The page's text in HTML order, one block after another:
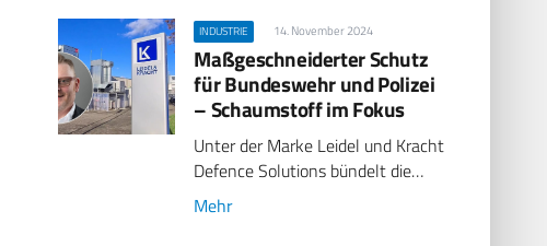
INDUSTRIE 14. November 2024
Maßgeschneiderter Schutz
für Bundeswehr und Polizei
– Schaumstoff im Fokus
Unter der Marke Leidel und Kracht
Defence Solutions bündelt die…
Mehr